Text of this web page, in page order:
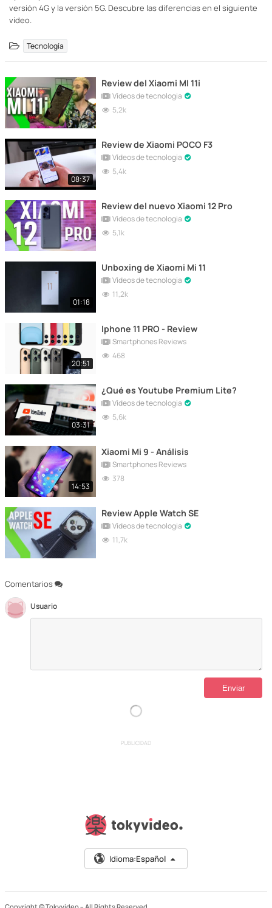
versión 4G y la versión 5G. Descubre las diferencias en el siguiente
vídeo.
Tecnología
Comentarios
Usuario
Review del Xiaomi MI 11i
Vídeos de tecnologia
5,2k
08:37
Review de Xiaomi POCO F3
Vídeos de tecnologia
5,4k
Review del nuevo Xiaomi 12 Pro
Vídeos de tecnologia
5,1k
01:18
Unboxing de Xiaomi Mi 11
Vídeos de tecnologia
11,2k
20:51
Iphone 11 PRO - Review
Smartphones Reviews
468
03:31
¿Qué es Youtube Premium Lite?
Vídeos de tecnologia
5,6k
14:53
Xiaomi Mi 9 - Análisis
Smartphones Reviews
378
Review Apple Watch SE
Vídeos de tecnologia
11,7k
PUBLICIDAD
Idioma:Español